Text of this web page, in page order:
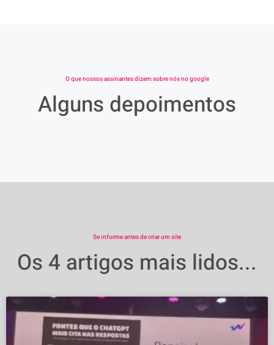
O que nossos assinantes dizem sobre nós no google
Alguns depoimentos
Se informe antes de criar um site
Os 4 artigos mais lidos...